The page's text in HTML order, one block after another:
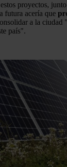
proyectos,
futura acería que
a la ciudad
país".